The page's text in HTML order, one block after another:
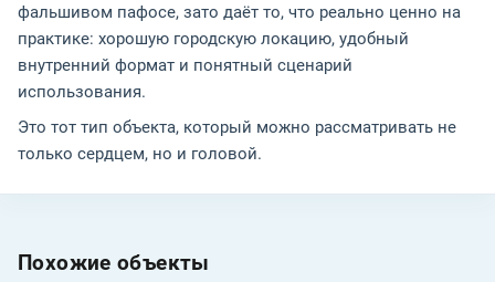
фальшивом пафосе, зато даёт то, что реально ценно на
практике: хорошую городскую локацию, удобный
внутренний формат и понятный сценарий
использования.
Это тот тип объекта, который можно рассматривать не
только сердцем, но и головой.
Похожие объекты